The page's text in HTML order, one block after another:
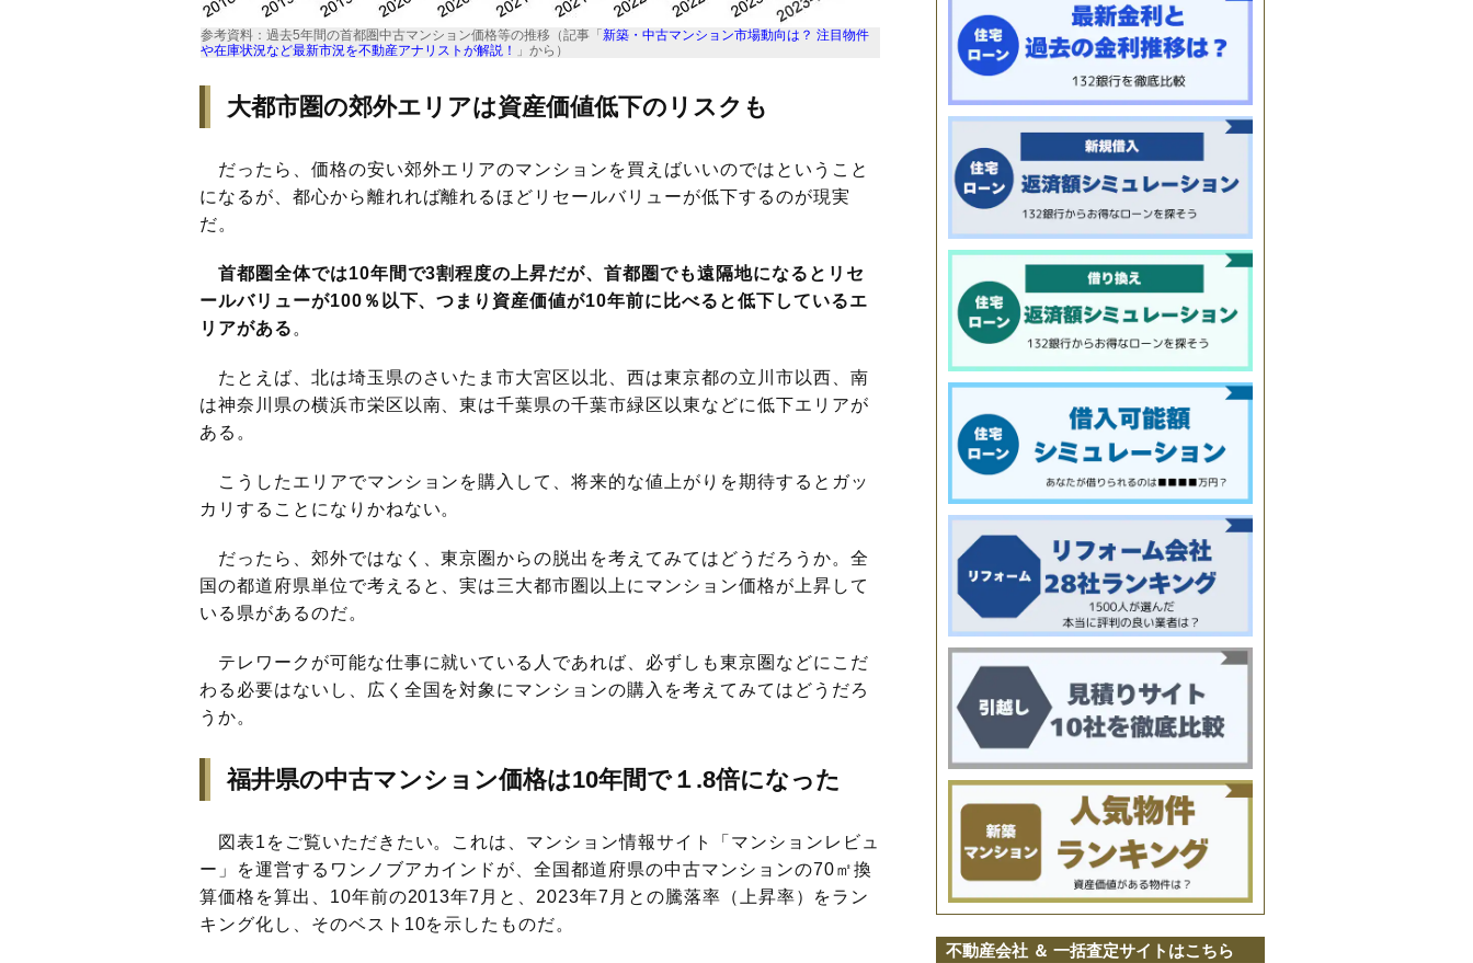
参考資料：過去5年間の首都圏中古マンション価格等の推移（記事「 新築・中古マンション市場動向は？ 注目物件
や在庫状況など最新市況を不動産アナリストが解説！
」から）
大都市圏の郊外エリアは資産価値低下のリスクも
だったら、価格の安い郊外エリアのマンションを買えばいいのではということ
になるが、都心から離れれば離れるほどリセールバリューが低下するのが現実
だ。
首都圏全体では10年間で3割程度の上昇だが、首都圏でも遠隔地になるとリセ
ールバリューが100％以下、つまり資産価値が10年前に比べると低下しているエ
リアがある 。
たとえば、北は埼玉県のさいたま市大宮区以北、西は東京都の立川市以西、南
は神奈川県の横浜市栄区以南、東は千葉県の千葉市緑区以東などに低下エリアが
ある。
こうしたエリアでマンションを購入して、将来的な値上がりを期待するとガッ
カリすることになりかねない。
だったら、郊外ではなく、東京圏からの脱出を考えてみてはどうだろうか。全
国の都道府県単位で考えると、実は三大都市圏以上にマンション価格が上昇して
いる県があるのだ。
テレワークが可能な仕事に就いている人であれば、必ずしも東京圏などにこだ
わる必要はないし、広く全国を対象にマンションの購入を考えてみてはどうだろ
うか。
福井県の中古マンション価格は10年間で１.8倍になった
図表1をご覧いただきたい。これは、マンション情報サイト「マンションレビュ
ー」を運営するワンノブアカインドが、全国都道府県の中古マンションの70㎡換
算価格を算出、10年前の2013年7月と、2023年7月との騰落率（上昇率）をラン
キング化し、そのベスト10を示したものだ。
不動産会社 ＆ 一括査定サイトはこちら